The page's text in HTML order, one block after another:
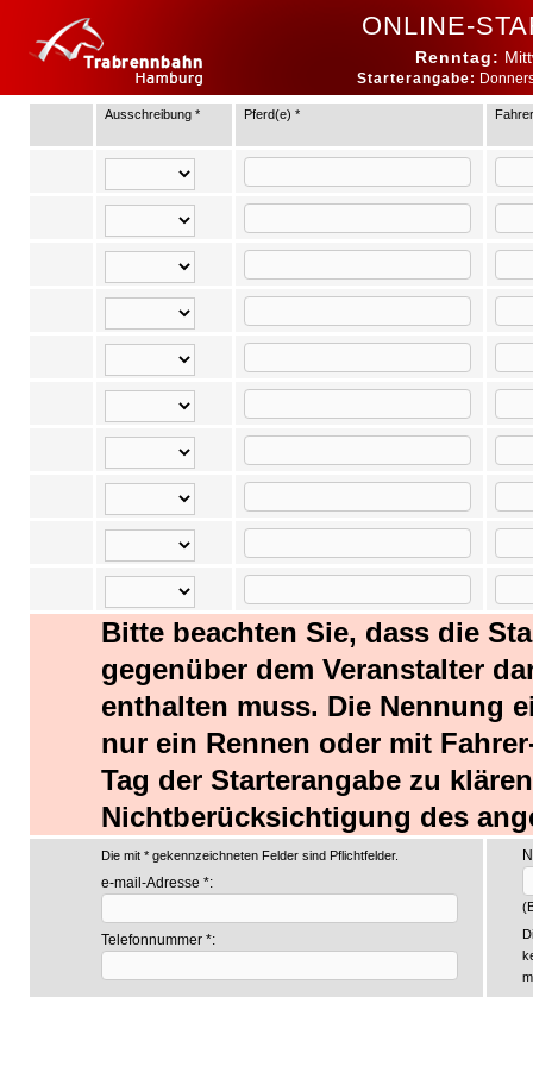
ONLINE-
Renntag:
Starterangabe:
Ausschreibung * Pferd(e) *
Bitte beachten Sie, dass die
gegenüber dem Veranstalter
enthalten muss. Die Nennung
nur ein Rennen oder mit
Tag der Starterangabe zu
Nichtberücksichtigung des
Die mit * gekennzeichneten Felder sind Pflichtfelder.
e-mail-Adresse *:
Telefonnummer *: